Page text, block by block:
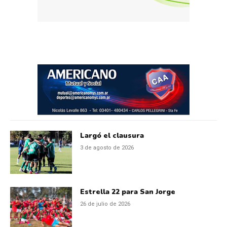
Largó el clausura
3 de agosto de 2026
Estrella 22 para San Jorge
26 de julio de 2026